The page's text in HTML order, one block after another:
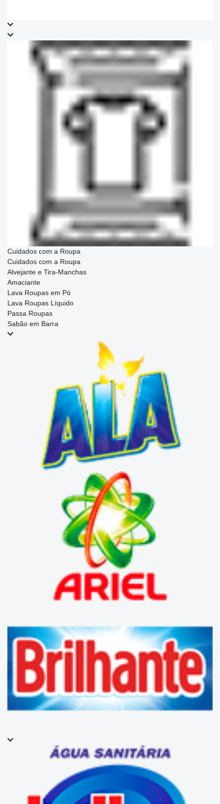
Cuidados com a Roupa
Cuidados com a Roupa
Alvejante e Tira-Manchas
Amaciante
Lava Roupas em Pó
Lava Roupas Líquido
Passa Roupas
Sabão em Barra